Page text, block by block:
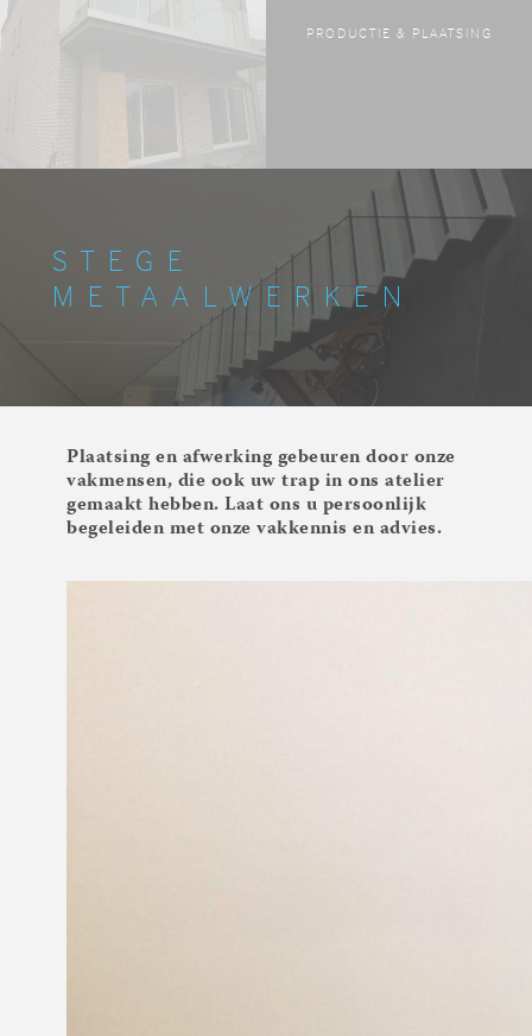
PRODUCTIE & PLAATSING
Plaatsing en afwerking gebeuren door onze
vakmensen, die ook uw trap in ons atelier
gemaakt hebben. Laat ons u persoonlijk
begeleiden met onze vakkennis en advies.
STEGE
METAALWERKEN